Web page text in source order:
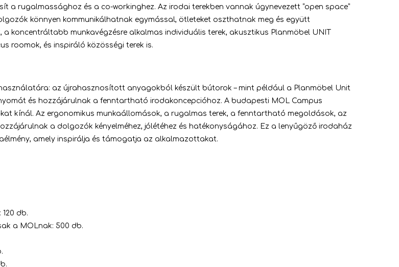
rugalmassághoz és a co-workinghez. Az irodai terekben vannak úgynevezett “open space”
könnyen kommunikálhatnak egymással, ötleteket oszthatnak meg és együtt
koncentráltabb munkavégzésre alkalmas individuális terek, akusztikus Planmöbel UNIT
roomok, és inspiráló közösségi terek is.
az újrahasznosított anyagokból készült bútorok – mint például a Planmöbel Unit
és hozzájárulnak a fenntartható irodakoncepcióhoz. A budapesti MOL Campus
kínál. Az ergonomikus munkaállomások, a rugalmas terek, a fenntartható megoldások, az
a dolgozók kényelméhez, jólétéhez és hatékonyságához. Ez a lenyűgöző irodaház
amely inspirálja és támogatja az alkalmazottakat.
db.
a MOLnak: 500 db.